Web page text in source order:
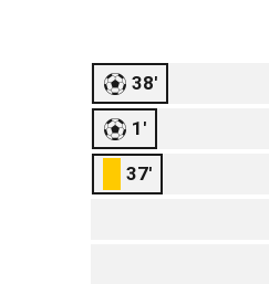
38'
1'
37'